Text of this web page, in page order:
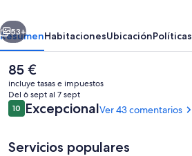
Siguiente
53+
ResumenHabitacionesUbicaciónPolíticas
El
precio
actual
es
de
85 €
incluye tasas e impuestos
Del 6 sept al 7 sept
Comentarios
1010 de 10
ExcepcionalVer 43 comentarios
Servicios populares